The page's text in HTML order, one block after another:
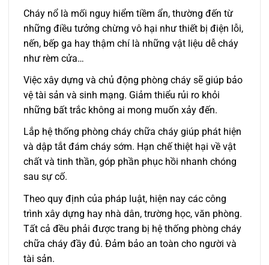
Cháy nổ là mối nguy hiểm tiềm ẩn, thường đến từ
những điều tưởng chừng vô hại như thiết bị điện lỗi,
nến, bếp ga hay thậm chí là những vật liệu dễ cháy
như rèm cửa…
Việc xây dựng và chủ động phòng cháy sẽ giúp bảo
vệ tài sản và sinh mạng. Giảm thiểu rủi ro khỏi
những bất trắc không ai mong muốn xảy đến.
Lắp hệ thống phòng cháy chữa cháy giúp phát hiện
và dập tắt đám cháy sớm. Hạn chế thiệt hại về vật
chất và tinh thần, góp phần phục hồi nhanh chóng
sau sự cố.
Theo quy định của pháp luật, hiện nay các công
trình xây dựng hay nhà dân, trường học, văn phòng.
Tất cả đều phải được trang bị hệ thống phòng cháy
chữa cháy đầy đủ. Đảm bảo an toàn cho người và
tài sản.